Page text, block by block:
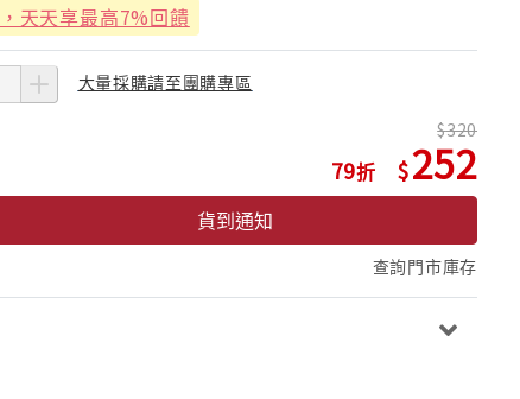
，天天享最高7%回饋
大量採購請至團購專區
79
320
252
貨到通知
查詢門市庫存